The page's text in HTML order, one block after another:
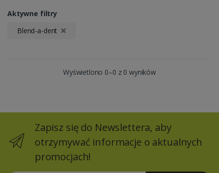
Aktywne filtry
Blend-a-dent
Wyświetlono 0–0 z 0 wyników
Zapisz się do Newslettera, aby
otrzymywać informacje o aktualnych
promocjach!